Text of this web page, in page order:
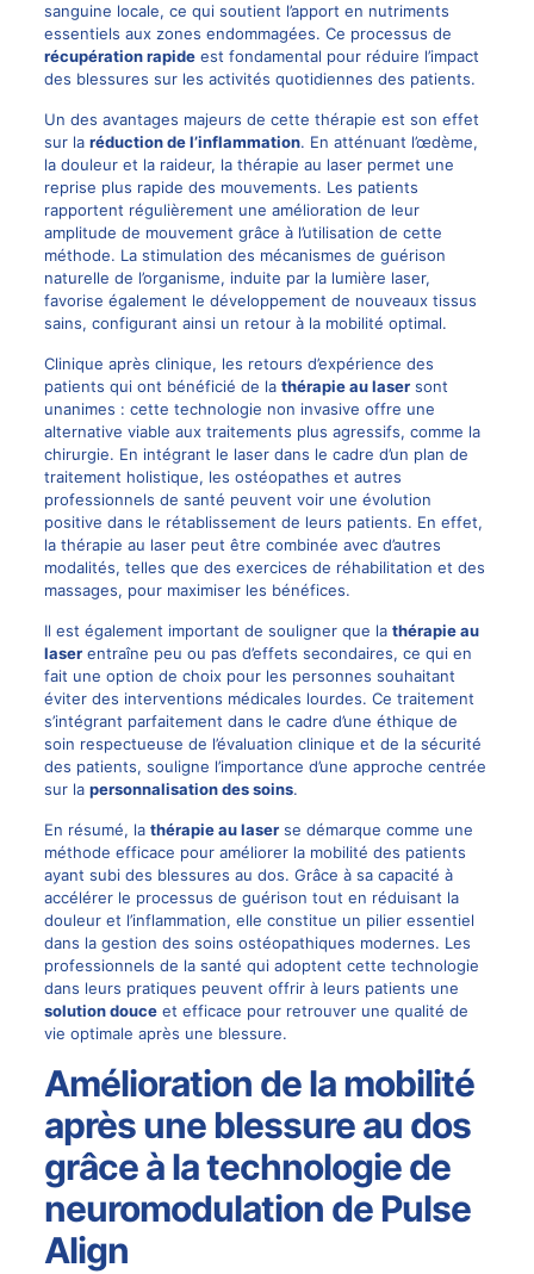
sanguine locale, ce qui soutient l’apport en nutriments
essentiels aux zones endommagées. Ce processus de
récupération rapideest fondamental pour réduire l’impact
des blessures sur les activités quotidiennes des patients.
Un des avantages majeurs de cette thérapie est son effet
sur la réduction de l’inflammation. En atténuant l’œdème,
la douleur et la raideur, la thérapie au laser permet une
reprise plus rapide des mouvements. Les patients
rapportent régulièrement une amélioration de leur
amplitude de mouvement grâce à l’utilisation de cette
méthode. La stimulation des mécanismes de guérison
naturelle de l’organisme, induite par la lumière laser,
favorise également le développement de nouveaux tissus
sains, configurant ainsi un retour à la mobilité optimal.
Clinique après clinique, les retours d’expérience des
patients qui ont bénéficié de la thérapie au lasersont
unanimes : cette technologie non invasive offre une
alternative viable aux traitements plus agressifs, comme la
chirurgie. En intégrant le laser dans le cadre d’un plan de
traitement holistique, les ostéopathes et autres
professionnels de santé peuvent voir une évolution
positive dans le rétablissement de leurs patients. En effet,
la thérapie au laser peut être combinée avec d’autres
modalités, telles que des exercices de réhabilitation et des
massages, pour maximiser les bénéfices.
Il est également important de souligner que la thérapie au
laserentraîne peu ou pas d’effets secondaires, ce qui en
fait une option de choix pour les personnes souhaitant
éviter des interventions médicales lourdes. Ce traitement
s’intégrant parfaitement dans le cadre d’une éthique de
soin respectueuse de l’évaluation clinique et de la sécurité
des patients, souligne l’importance d’une approche centrée
sur la personnalisation des soins.
En résumé, la thérapie au laserse démarque comme une
méthode efficace pour améliorer la mobilité des patients
ayant subi des blessures au dos. Grâce à sa capacité à
accélérer le processus de guérison tout en réduisant la
douleur et l’inflammation, elle constitue un pilier essentiel
dans la gestion des soins ostéopathiques modernes. Les
professionnels de la santé qui adoptent cette technologie
dans leurs pratiques peuvent offrir à leurs patients une
solution douceet efficace pour retrouver une qualité de
vie optimale après une blessure.
Amélioration de la mobilité
après une blessure au dos
grâce à la technologie de
neuromodulation de Pulse
Align